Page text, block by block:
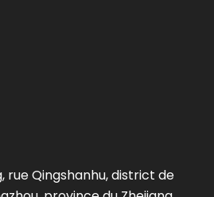
rue Qingshanhu, district de